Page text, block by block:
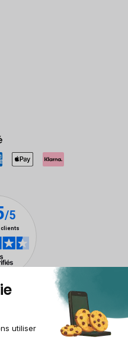
des cookies